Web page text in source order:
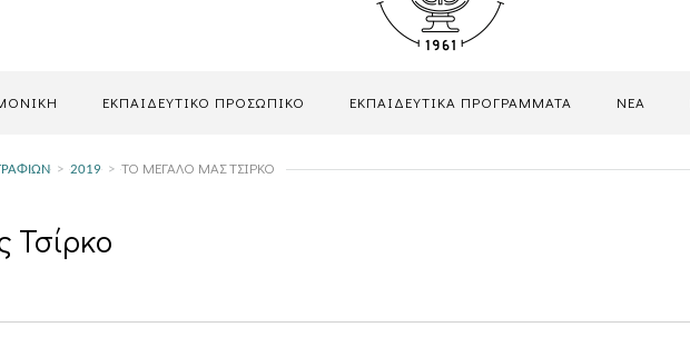
ΕΚΠΑΙΔΕΥΤΙΚΟ ΠΡΟΣΩΠΙΚΟ ΕΚΠΑΙΔΕΥΤΙΚΑ ΠΡΟΓΡΑΜΜΑΤΑ ΝΕΑ
> 2019 > ΤΟ ΜΕΓΆΛΟ ΜΑΣ ΤΣΊΡΚΟ
Τσίρκο